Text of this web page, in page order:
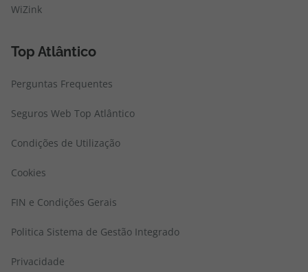
WiZink
Top Atlântico
Perguntas Frequentes
Seguros Web Top Atlântico
Condições de Utilização
Cookies
FIN e Condições Gerais
Politica Sistema de Gestão Integrado
Privacidade